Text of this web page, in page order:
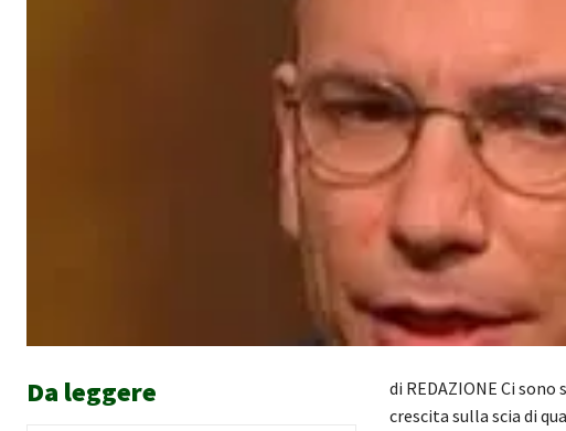
Da leggere
di REDAZIONE Ci
crescita sulla scia di